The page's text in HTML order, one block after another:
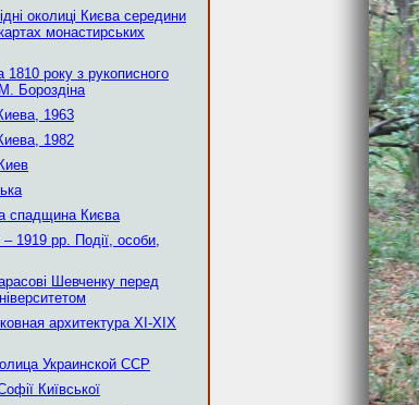
околиці Києва середини
монастирських
1810 року з рукописного
Бороздіна
1963
1982
спадщина Києва
– 1919 рр. Події, особи,
Шевченку перед
архитектура XI-XIX
Украинской ССР
Київської